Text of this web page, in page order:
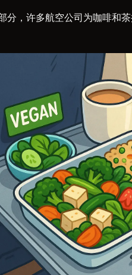
分，许多航空公司为咖啡和